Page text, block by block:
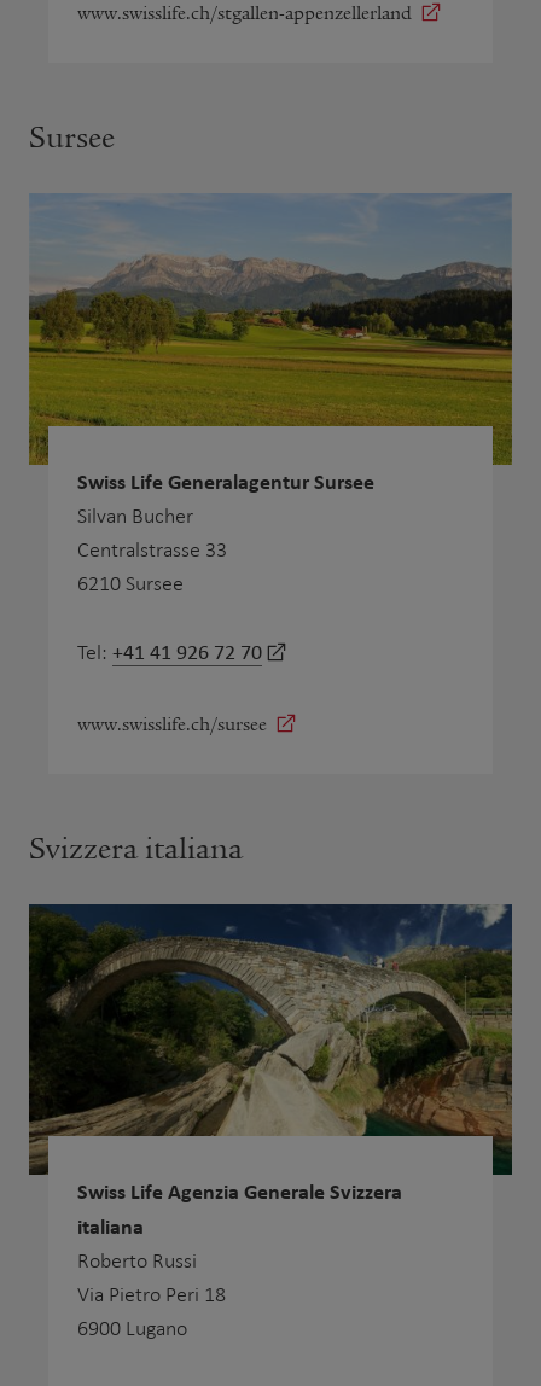
www.swisslife.ch/stgallen-appenzellerland
Sursee
Swiss Life Generalagentur Sursee
Silvan Bucher
Centralstrasse 33
6210 Sursee
Tel: +41 41 926 72 70
www.swisslife.ch/sursee
Svizzera italiana
Swiss Life Agenzia Generale Svizzera
italiana
Roberto Russi
Via Pietro Peri 18
6900 Lugano